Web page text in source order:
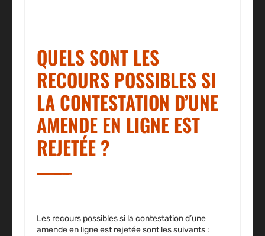
QUELS SONT LES
RECOURS POSSIBLES SI
LA CONTESTATION D’UNE
AMENDE EN LIGNE EST
REJETÉE ?
Les recours possibles si la contestation d’une
amende en ligne est rejetée sont les suivants :